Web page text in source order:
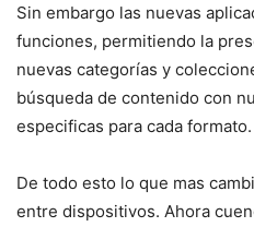
Sin embargo las nuevas
funciones, permitiendo la
nuevas categorías y
búsqueda de contenido con
especificas para cada formato.
De todo esto lo que mas
entre dispositivos. Ahora